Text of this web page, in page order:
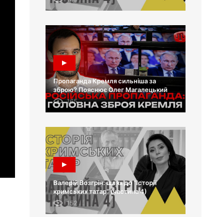
Пропаганда Кремля сильніша за
зброю? Пояснює Олег Магалецький
165
Валерій Возгрін: шлях до “Історії
кримських татар” (частина 4)
152